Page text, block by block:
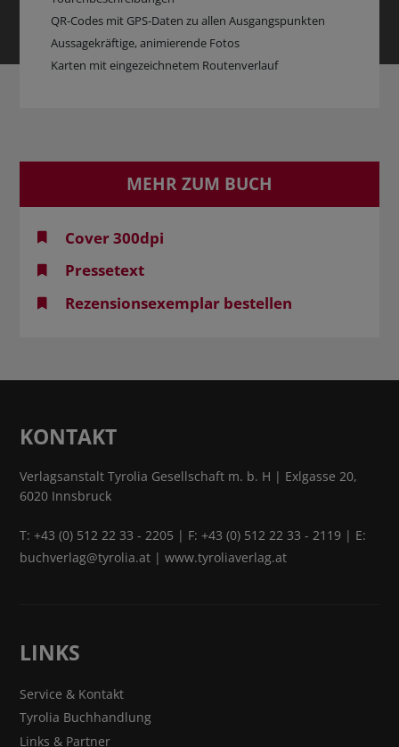
QR-Codes mit GPS-Daten zu allen Ausgangspunkten
Aussagekräftige, animierende Fotos
Karten mit eingezeichnetem Routenverlauf
MEHR ZUM BUCH
Cover 300dpi
Pressetext
Rezensionsexemplar bestellen
KONTAKT
Verlagsanstalt Tyrolia Gesellschaft m. b. H | Exlgasse 20,
6020 Innsbruck
T:+43 (0) 512 22 33 - 2205 | F: +43 (0) 512 22 33 - 2119 | E:
buchverlag@tyrolia.at |www.tyroliaverlag.at
LINKS
Service & Kontakt
Tyrolia Buchhandlung
Links & Partner